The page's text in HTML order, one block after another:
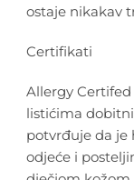
ostaje nikakav
Certifikati
Allergy
listićima
potvrđuje da je
odjeće i